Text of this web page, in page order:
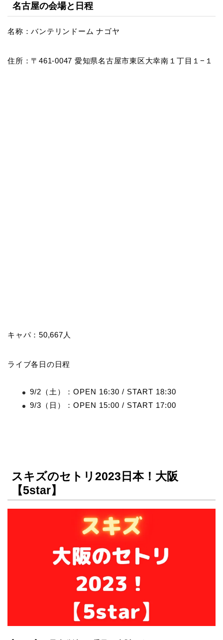
名古屋の会場と日程
名称：バンテリンドーム ナゴヤ
住所：〒461-0047 愛知県名古屋市東区大幸南１丁目１−１
キャパ：50,667人
ライブ各日の日程
9/2（土）：OPEN 16:30 / START 18:30
9/3（日）：OPEN 15:00 / START 17:00
スキズのセトリ2023日本！大阪
【5star】